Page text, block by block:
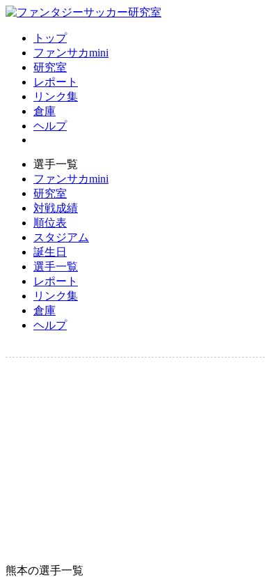
トップ
ファンサカmini
研究室
レポート
リンク集
倉庫
ヘルプ
選手一覧
ファンサカmini
研究室
対戦成績
順位表
スタジアム
誕生日
選手一覧
レポート
リンク集
倉庫
ヘルプ
熊本の選手一覧